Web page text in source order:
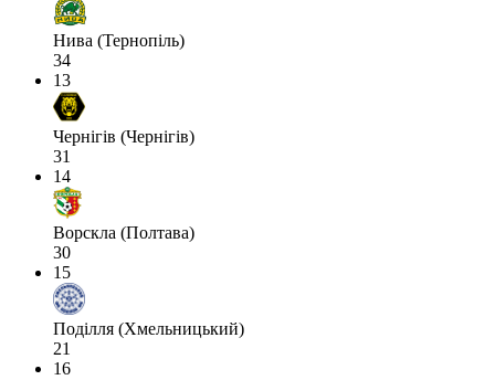
Нива (Тернопіль)
34
13
Чернігів (Чернігів)
31
14
Ворскла (Полтава)
30
15
Поділля (Хмельницький)
21
16